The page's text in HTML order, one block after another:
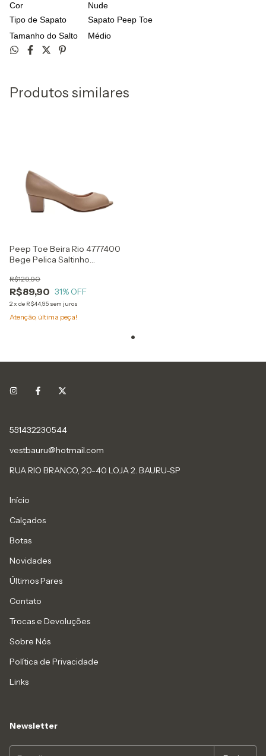
Cor
Nude
Tipo de Sapato
Sapato Peep Toe
Tamanho do Salto
Médio
Produtos similares
Peep Toe Beira Rio 4777400
Bege Pelica Saltinho
R$89,90
R$129,90
31% OFF
2x de R$44,95 sem juros
Atenção, última peça!
551432230544
vestbauru@hotmail.com
RUA RIO BRANCO, 20-40 LOJA 2. BAURU-SP
Início
Calçados
Botas
Novidades
Últimos Pares
Contato
Trocas e Devoluções
Sobre Nós
Política de Privacidade
Links
Newsletter